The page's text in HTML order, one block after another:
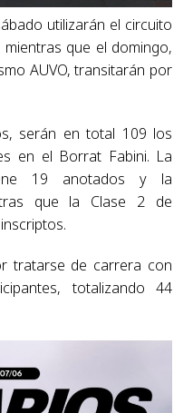
utilizarán el circuito
que el domingo,
AUVO, transitarán por
serán en total 109 los
en el Borrat Fabini. La
19 anotados y la
que la Clase 2 de
tratarse de carrera con
totalizando 44